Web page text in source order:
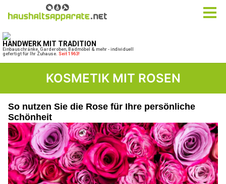
KOSMETIK MIT ROSEN
So nutzen Sie die Rose für Ihre persönliche
Schönheit